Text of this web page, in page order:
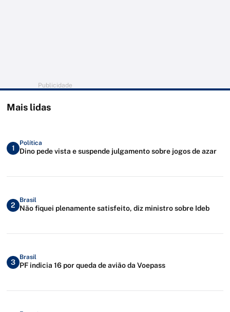
Publicidade
Mais lidas
1
Política
Dino pede vista e suspende julgamento sobre jogos de azar
2
Brasil
Não fiquei plenamente satisfeito, diz ministro sobre Ideb
3
Brasil
PF indicia 16 por queda de avião da Voepass